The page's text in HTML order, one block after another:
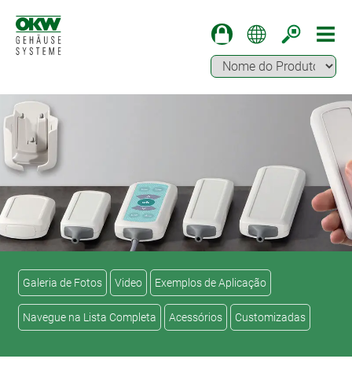
Galeria de Fotos Video Exemplos de Aplicação
Navegue na Lista Completa Acessórios Customizadas